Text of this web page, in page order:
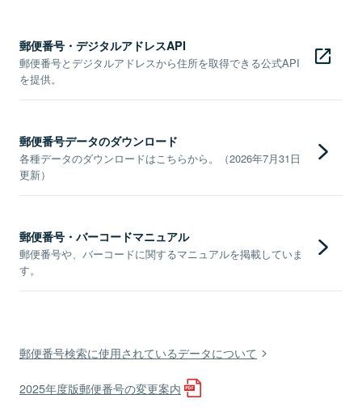
郵便番号・デジタルアドレスAPI
郵便番号とデジタルアドレスから住所を取得できる公式API
を提供。
郵便番号データのダウンロード
各種データのダウンロードはこちらから。（2026年7月31日
更新）
郵便番号・バーコードマニュアル
郵便番号や、バーコードに関するマニュアルを掲載していま
す。
郵便番号検索に使用されているデータについて
2025年度版郵便番号の変更案内